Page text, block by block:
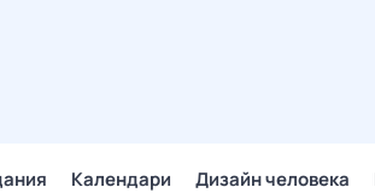
Календари Дизайн человека